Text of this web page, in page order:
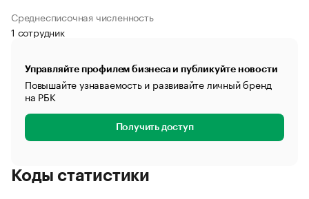
Среднесписочная численность
1 сотрудник
Управляйте профилем бизнеса и публикуйте новости
Повышайте узнаваемость и развивайте личный бренд
на РБК
Получить доступ
Коды статистики